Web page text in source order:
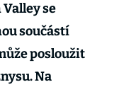
se
součástí
posloužit
Na